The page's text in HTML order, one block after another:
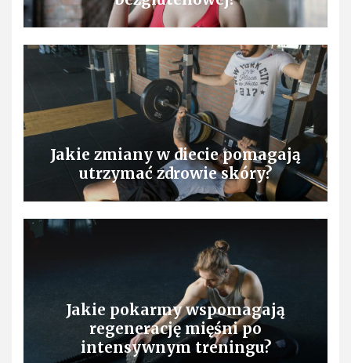
Jakie zmiany w diecie pomagają
utrzymać zdrowie skóry?
Jakie pokarmy wspomagają
regenerację mięśni po
intensywnym treningu?